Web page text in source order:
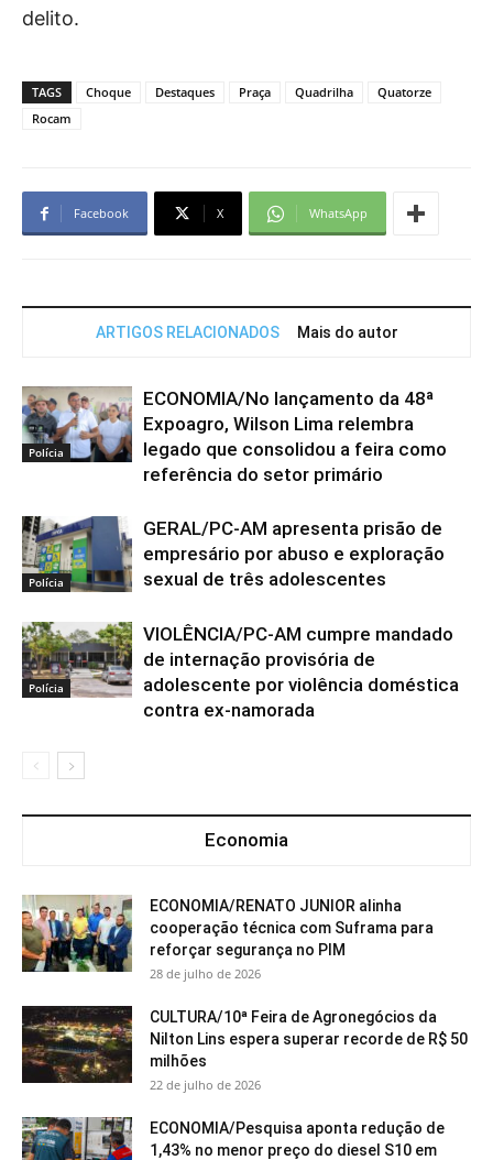
delito.
TAGS Choque Destaques Praça Quadrilha
Quatorze
Rocam
Facebook X WhatsApp
ARTIGOS RELACIONADOS Mais do autor
Polícia
ECONOMIA/No lançamento da 48ª
Expoagro, Wilson Lima relembra
legado que consolidou a feira como
referência do setor primário
Polícia
GERAL/PC-AM apresenta prisão de
empresário por abuso e exploração
sexual de três adolescentes
Polícia
VIOLÊNCIA/PC-AM cumpre mandado
de internação provisória de
adolescente por violência doméstica
contra ex-namorada
Economia
ECONOMIA/RENATO JUNIOR alinha
cooperação técnica com Suframa para
reforçar segurança no PIM
28 de julho de 2026
CULTURA/10ª Feira de Agronegócios da
Nilton Lins espera superar recorde de R$ 50
milhões
22 de julho de 2026
ECONOMIA/Pesquisa aponta redução de
1,43% no menor preço do diesel S10 em